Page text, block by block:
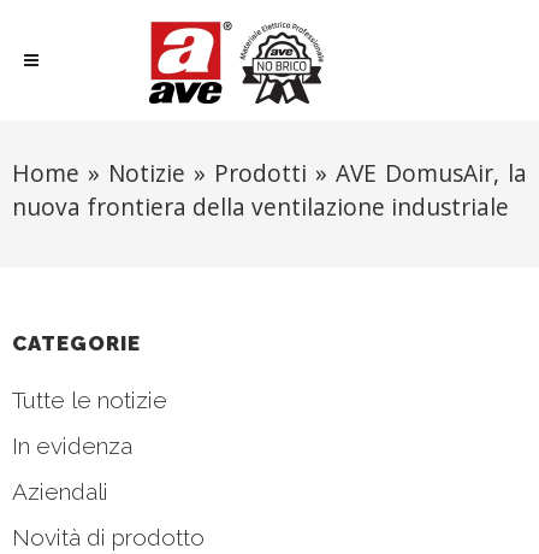
Home » Notizie » Prodotti » AVE DomusAir, la
nuova frontiera della ventilazione industriale
CATEGORIE
Tutte le notizie
In evidenza
Aziendali
Novità di prodotto